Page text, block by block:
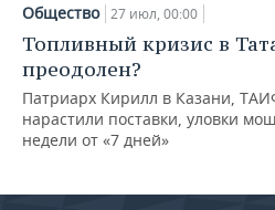
Общество 27 июл, 00:00
Топливный кризис в
преодолен?
Патриарх Кирилл в Казани,
нарастили поставки, уловки
недели от «7 дней»